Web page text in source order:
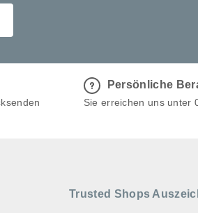
Persönliche
Sie erreichen uns unter
Trusted Shops